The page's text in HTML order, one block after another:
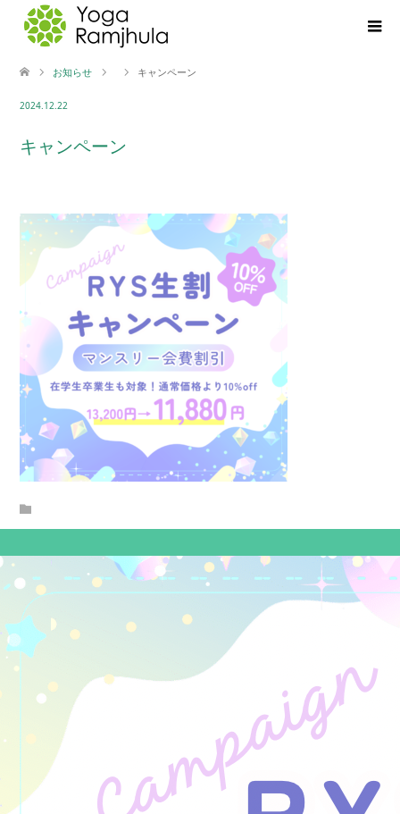
お知らせ キャンペーン
2024.12.22
キャンペーン